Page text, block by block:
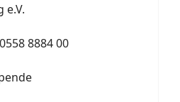
e.V.
8884 00